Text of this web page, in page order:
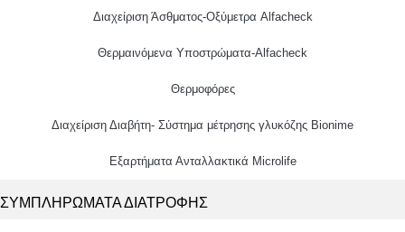
Διαχείριση Άσθματος-Οξύμετρα Alfacheck
Θερμαινόμενα Υποστρώματα-Alfacheck
Θερμοφόρες
Διαχείριση Διαβήτη- Σύστημα μέτρησης γλυκόζης Bionime
Εξαρτήματα Ανταλλακτικά Microlife
ΣΥΜΠΛΗΡΩΜΑΤΑ ΔΙΑΤΡΟΦΗΣ